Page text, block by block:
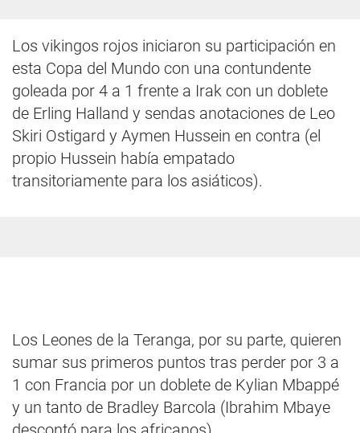
Los vikingos rojos iniciaron su participación en
esta Copa del Mundo con una contundente
goleada por 4 a 1 frente a Irak con un doblete
de Erling Halland y sendas anotaciones de Leo
Skiri Ostigard y Aymen Hussein en contra (el
propio Hussein había empatado
transitoriamente para los asiáticos).
Los Leones de la Teranga, por su parte, quieren
sumar sus primeros puntos tras perder por 3 a
1 con Francia por un doblete de Kylian Mbappé
y un tanto de Bradley Barcola (Ibrahim Mbaye